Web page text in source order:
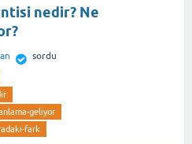
nedir? Ne
sordu
geliyor
fark